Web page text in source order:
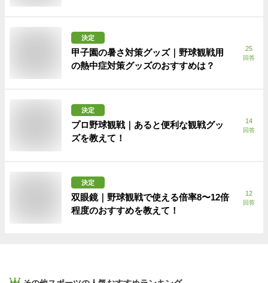
決定
甲子園の暑さ対策グッズ｜野球観戦用
の熱中症対策グッズのおすすめは？
25
回答
決定
プロ野球観戦｜あると便利な観戦グッ
ズを教えて！
14
回答
決定
双眼鏡｜野球観戦で使える倍率8〜12倍
程度のおすすめを教えて！
12
回答